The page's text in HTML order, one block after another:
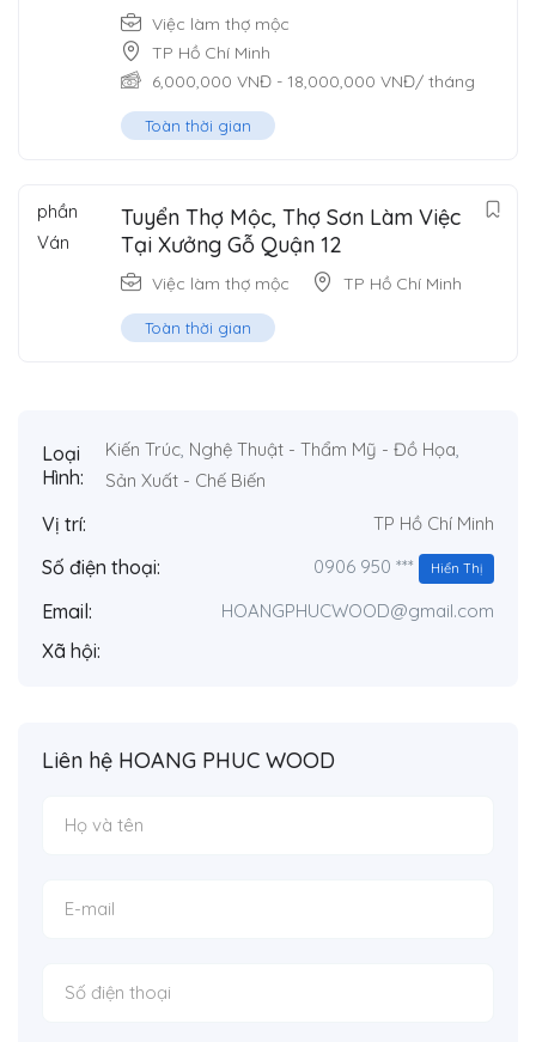
Việc làm thợ mộc
TP Hồ Chí Minh
6,000,000 VNĐ - 18,000,000 VNĐ/ tháng
Toàn thời gian
Tuyển Thợ Mộc, Thợ Sơn Làm Việc
Tại Xưởng Gỗ Quận 12
Việc làm thợ mộc TP Hồ Chí Minh
Toàn thời gian
Loại
Hình:
Kiến Trúc Nghệ Thuật - Thẩm Mỹ - Đồ Họa
Sản Xuất - Chế Biến
Vị trí: TP Hồ Chí Minh
Số điện thoại: 0906 950 *** Hiển Thị
Email: HOANGPHUCWOOD@gmail.com
Xã hội:
Liên hệ HOANG PHUC WOOD